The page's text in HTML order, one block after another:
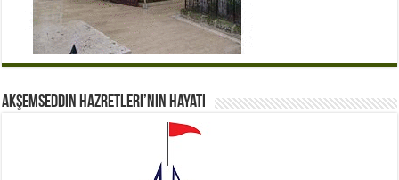
Akşemseddin Hazretleri’nin Hayatı